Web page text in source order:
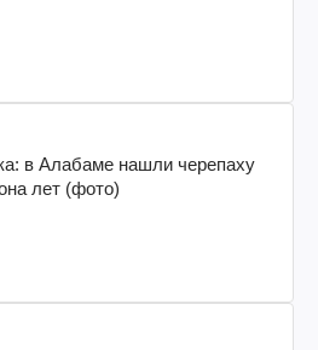
в Алабаме нашли черепаху
лет (фото)